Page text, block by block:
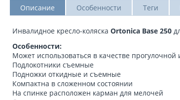
Описание Особенности Теги
Инвалидное кресло-коляска Ortonica Base 250
Особенности:
Может использоваться в качестве прогулочной
Подлокотники съемные
Подножки откидные и съемные
Компактна в сложенном состоянии
На спинке расположен карман для мелочей